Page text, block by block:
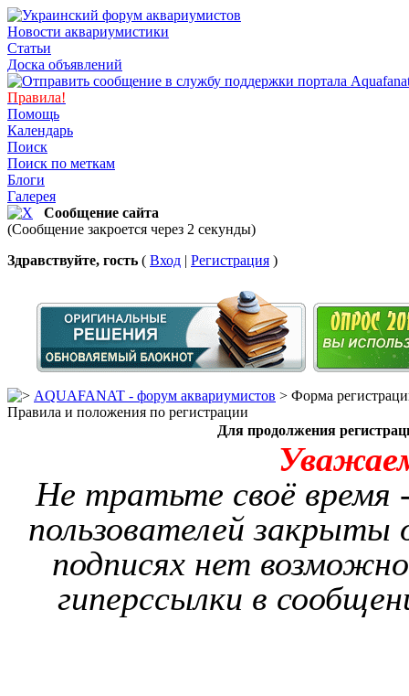
Новости аквариумистики
Статьи
Доска объявлений
Правила!
Помощь
Календарь
Поиск
Поиск по меткам
Блоги
Галерея
Сообщение сайта
(Сообщение закроется через 2 секунды)
Здравствуйте, гость ( Вход | Регистрация )
AQUAFANAT - форум аквариумистов > Форма
Правила и положения по регистрации
Для продолжения
Не тратьте своё время
пользователей закрыты
подписях нет
гиперссылки в